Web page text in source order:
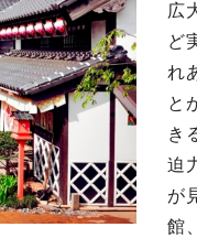
広
ど
れ
と
き
迫
が
館